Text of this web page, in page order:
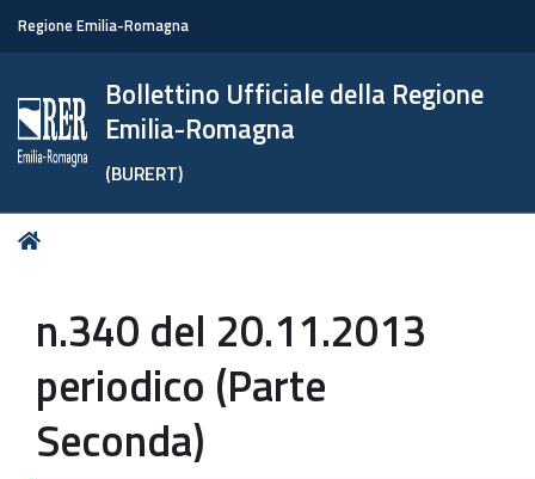
Regione Emilia-Romagna
Bollettino Ufficiale della Regione
Emilia-Romagna
(BURERT)
Tu
n.340 del 20.11.2013
periodico (Parte
Seconda)